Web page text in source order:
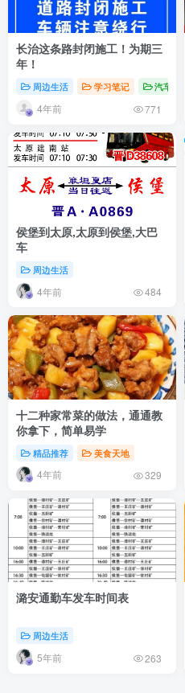
长治这条路封闭施工！为期三
年！
周边生活 学习笔记 汽车生活
4年前 771
侯堡到太原,太原到侯堡,大巴
车
周边生活
4年前 484
十二种家常菜的做法，通通教
你拿下，简单易学
精品推荐 美食天地
4年前 329
潞安通勤车发车时间表
周边生活
5年前 263